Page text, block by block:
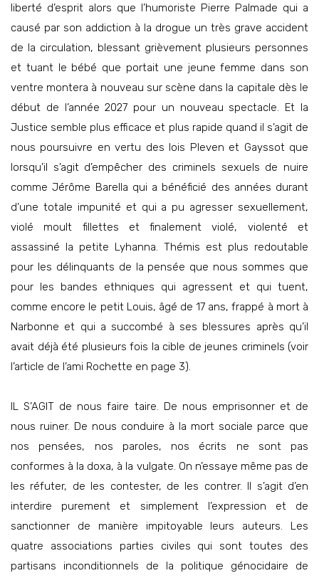
liberté d’esprit alors que l’humoriste Pierre Palmade qui a
causé par son addiction à la drogue un très grave accident
de la circulation, blessant grièvement plusieurs personnes
et tuant le bébé que portait une jeune femme dans son
ventre montera à nouveau sur scène dans la capitale dès le
début de l’année 2027 pour un nouveau spectacle. Et la
Justice semble plus efficace et plus rapide quand il s’agit de
nous poursuivre en vertu des lois Pleven et Gayssot que
lorsqu’il s’agit d’empêcher des criminels sexuels de nuire
comme Jérôme Barella qui a bénéficié des années durant
d’une totale impunité et qui a pu agresser sexuellement,
violé moult fillettes et finalement violé, violenté et
assassiné la petite Lyhanna. Thémis est plus redoutable
pour les délinquants de la pensée que nous sommes que
pour les bandes ethniques qui agressent et qui tuent,
comme encore le petit Louis, âgé de 17 ans, frappé à mort à
Narbonne et qui a succombé à ses blessures après qu’il
avait déjà été plusieurs fois la cible de jeunes criminels (voir
l’article de l’ami Rochette en page 3).
IL S’AGIT de nous faire taire. De nous emprisonner et de
nous ruiner. De nous conduire à la mort sociale parce que
nos pensées, nos paroles, nos écrits ne sont pas
conformes à la doxa, à la vulgate. On n’essaye même pas de
les réfuter, de les contester, de les contrer. Il s’agit d’en
interdire purement et simplement l’expression et de
sanctionner de manière impitoyable leurs auteurs. Les
quatre associations parties civiles qui sont toutes des
partisans inconditionnels de la politique génocidaire de